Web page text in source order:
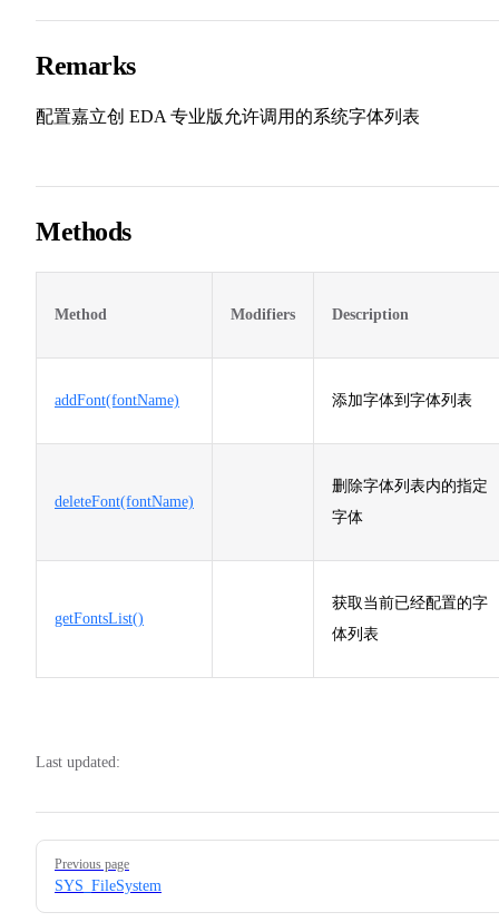
Remarks
配置嘉立创 EDA 专业版允许调用的系统字体列表
Methods
Method Modifiers Description
addFont(fontName) 添加字体到字体列表
deleteFont(fontName)
删除字体列表内的指定
字体
getFontsList()
获取当前已经配置的字
体列表
Last updated:
Pager
Previous page
SYS_FileSystem